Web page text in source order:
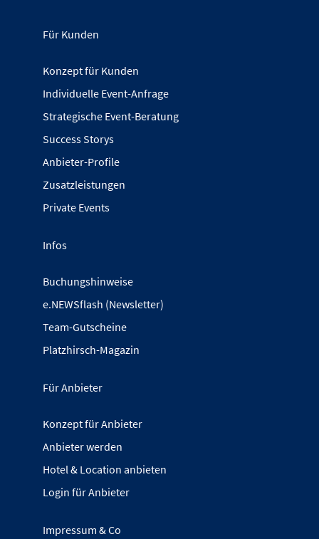
Für Kunden
Konzept für Kunden
Individuelle Event-Anfrage
Strategische Event-Beratung
Success Storys
Anbieter-Profile
Zusatzleistungen
Private Events
Infos
Buchungshinweise
e.NEWSflash (Newsletter)
Team-Gutscheine
Platzhirsch-Magazin
Für Anbieter
Konzept für Anbieter
Anbieter werden
Hotel & Location anbieten
Login für Anbieter
Impressum & Co